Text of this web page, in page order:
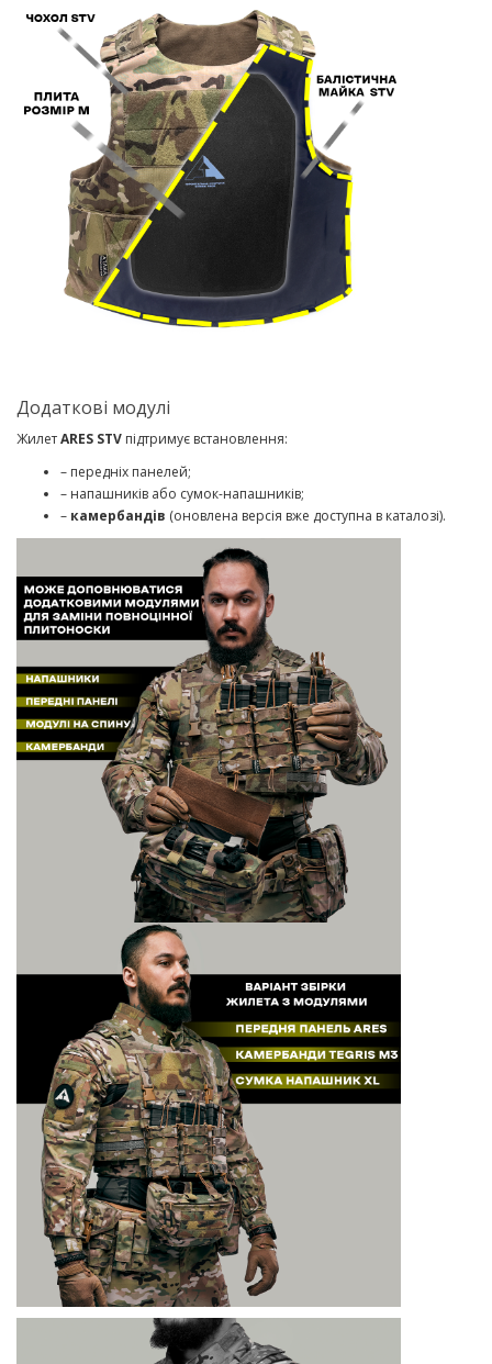
Додаткові модулі
ЖилетARES STV підтримує встановлення:
– передніх панелей;
– напашників або сумок-напашників;
– камербандів (оновлена версія вже доступна в каталозі).